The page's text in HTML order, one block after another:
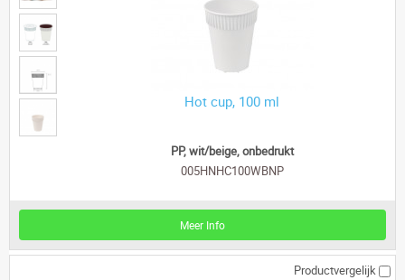
Hot cup, 100 ml
PP, wit/beige, onbedrukt
005HNHC100WBNP
Meer Info
Productvergelijk